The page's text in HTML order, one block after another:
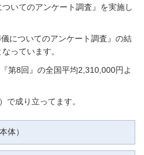
いてのアンケート調査』を実施し
についてのアンケート調査』の結
なっています。
第8回』の全国平均2,310,000円よ
で成り立ってます。
体）